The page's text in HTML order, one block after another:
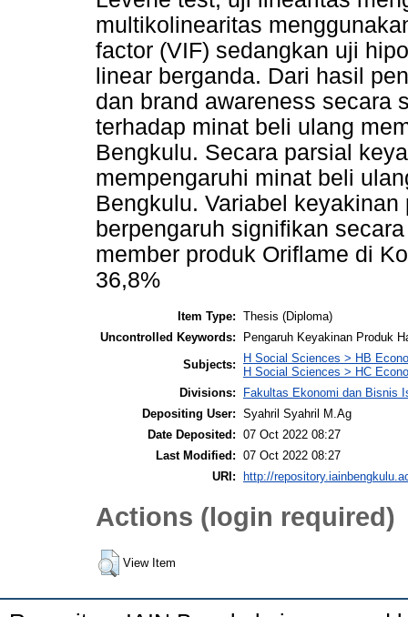
multikolinearitas
factor (VIF) sedangkan uji
linear berganda. Dari hasil
dan brand awareness secara
terhadap minat beli ulang
Bengkulu. Secara parsial
mempengaruhi minat beli
Bengkulu. Variabel
berpengaruh signifikan
member produk Oriflame di
36,8%
Item Type: Thesis (Diploma)
Uncontrolled Keywords:
Pengaruh Keyakinan Produk
Subjects:
H Social Sciences > HB
H Social Sciences > HC
Divisions:
Fakultas Ekonomi dan Bisnis
Depositing User: Syahril Syahril M.Ag
Date Deposited: 07 Oct 2022 08:27
Last Modified: 07 Oct 2022 08:27
URI:
http://
Actions (login required)
View Item